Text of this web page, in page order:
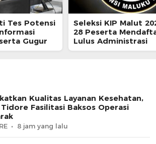
Tes Potensi
Gugur
Seleksi KIP Malut
28 Peserta
Lulus Administrasi
Kualitas Layanan Kesehatan,
Tidore Fasilitasi Baksos Operasi
8 jam yang lalu